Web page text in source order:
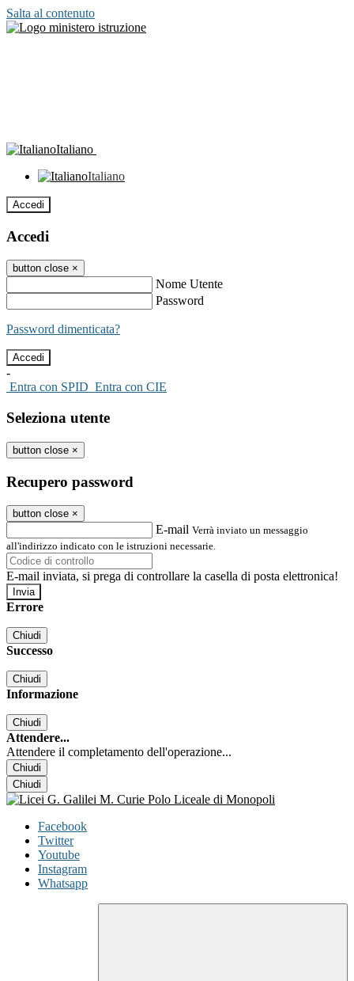
Salta al contenuto
Italiano
Italiano
Accedi
Accedi
button close ×
Nome Utente
Password
Password dimenticata?
-
Entra con SPID Entra con CIE
Seleziona utente
button close ×
Recupero password
button close ×
E-mail Verrà inviato un messaggio
all'indirizzo indicato con le istruzioni necessarie.
E-mail inviata, si prega di controllare la casella di posta elettronica!
Errore
Chiudi
Successo
Chiudi
Informazione
Chiudi
Attendere...
Attendere il completamento dell'operazione...
Chiudi
Chiudi
Facebook
Twitter
Youtube
Instagram
Whatsapp